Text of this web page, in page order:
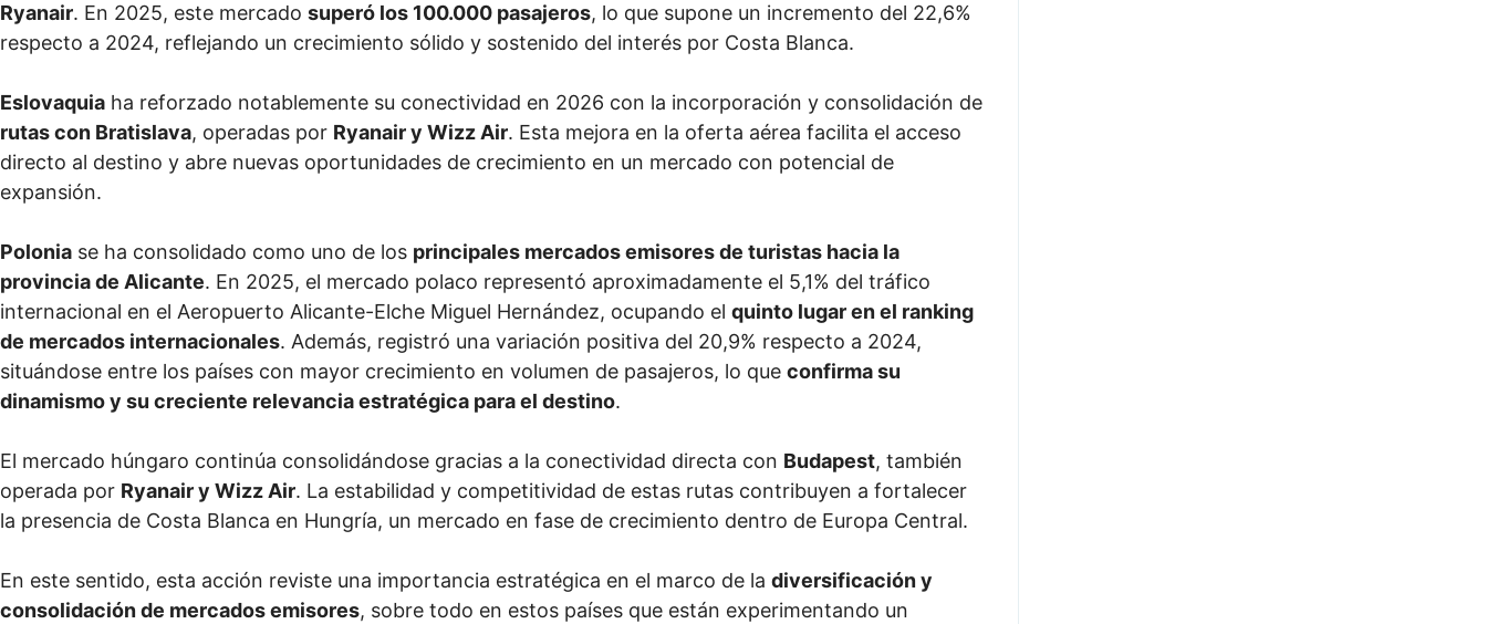
Ryanair. En 2025, este mercado superó los 100.000 pasajeros, lo que supone un incremento del 22,6%
respecto a 2024, reflejando un crecimiento sólido y sostenido del interés por Costa Blanca.
Eslovaquia ha reforzado notablemente su conectividad en 2026 con la incorporación y consolidación de
rutas con Bratislava, operadas por Ryanair y Wizz Air. Esta mejora en la oferta aérea facilita el acceso
directo al destino y abre nuevas oportunidades de crecimiento en un mercado con potencial de
expansión.
Polonia se ha consolidado como uno de los principales mercados emisores de turistas hacia la
provincia de Alicante. En 2025, el mercado polaco representó aproximadamente el 5,1% del tráfico
internacional en el Aeropuerto Alicante-Elche Miguel Hernández, ocupando el quinto lugar en el ranking
de mercados internacionales. Además, registró una variación positiva del 20,9% respecto a 2024,
situándose entre los países con mayor crecimiento en volumen de pasajeros, lo que confirma su
dinamismo y su creciente relevancia estratégica para el destino.
El mercado húngaro continúa consolidándose gracias a la conectividad directa con Budapest, también
operada por Ryanair y Wizz Air. La estabilidad y competitividad de estas rutas contribuyen a fortalecer
la presencia de Costa Blanca en Hungría, un mercado en fase de crecimiento dentro de Europa Central.
En este sentido, esta acción reviste una importancia estratégica en el marco de la diversificación y
consolidación de mercados emisores, sobre todo en estos países que están experimentando un